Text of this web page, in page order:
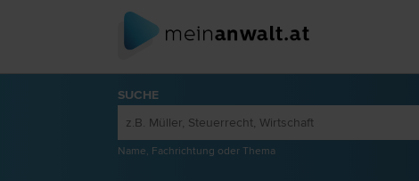
SUCHE
Name, Fachrichtung oder Thema